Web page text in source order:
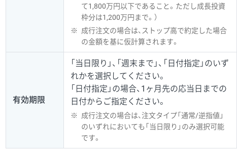
て1,800万円以下であること。ただし成長投資
枠分は1,200万円まで。）
※
成行注文の場合は、ストップ高で約定した場合
の金額を基に仮計算されます。
有効期限
「当日限り」、「週末まで」、「日付指定」のいず
れかを選択してください。
「日付指定」の場合、1ヶ月先の応当日までの
日付からご指定ください。
※
成行注文の場合は、注文タイプ「通常/逆指値」
のいずれにおいても「当日限り」のみ選択可能
です。